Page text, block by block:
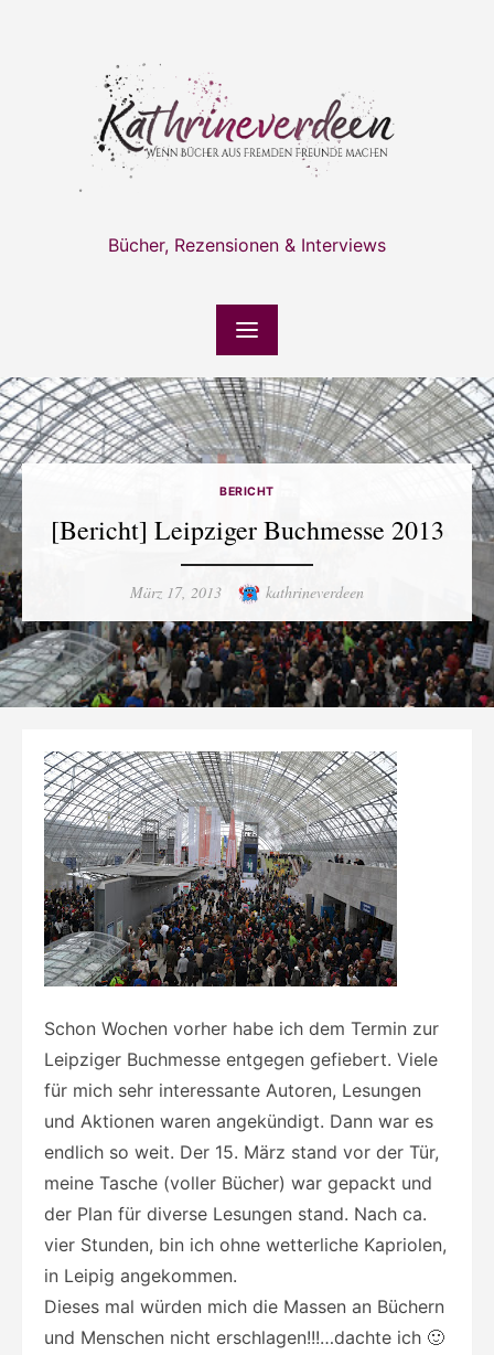
Bücher, Rezensionen & Interviews
BERICHT
[Bericht] Leipziger Buchmesse 2013
Posted
März 17, 2013 Author
kathrineverdeen
Schon Wochen vorher habe ich dem Termin zur
Leipziger Buchmesse entgegen gefiebert. Viele
für mich sehr interessante Autoren, Lesungen
und Aktionen waren angekündigt. Dann war es
endlich so weit. Der 15. März stand vor der Tür,
meine Tasche (voller Bücher) war gepackt und
der Plan für diverse Lesungen stand. Nach ca.
vier Stunden, bin ich ohne wetterliche Kapriolen,
in Leipig angekommen.
Dieses mal würden mich die Massen an Büchern
und Menschen nicht erschlagen!!!…dachte ich 🙂